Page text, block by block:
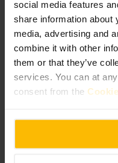
social media features
share information about
media, advertising and
combine it with other
them or that they’ve
services. You can at
consent from the
٤٫٤
الصورة /Useyourlocal
“بطابع دافئ ومريح